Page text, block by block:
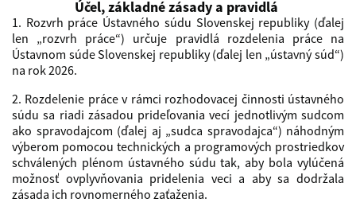
Účel, základné zásady a pravidlá
1. Rozvrh práce Ústavného súdu Slovenskej republiky (ďalej
len „rozvrh práce“) určuje pravidlá rozdelenia práce na
Ústavnom súde Slovenskej republiky (ďalej len „ústavný súd“)
na rok 2026.
2. Rozdelenie práce v rámci rozhodovacej činnosti ústavného
súdu sa riadi zásadou prideľovania vecí jednotlivým sudcom
ako spravodajcom (ďalej aj „sudca spravodajca“) náhodným
výberom pomocou technických a programových prostriedkov
schválených plénom ústavného súdu tak, aby bola vylúčená
možnosť ovplyvňovania pridelenia veci a aby sa dodržala
zásada ich rovnomerného zaťaženia.